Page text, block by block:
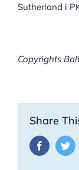
Sutherland i
Copyrights
Share
Facebook